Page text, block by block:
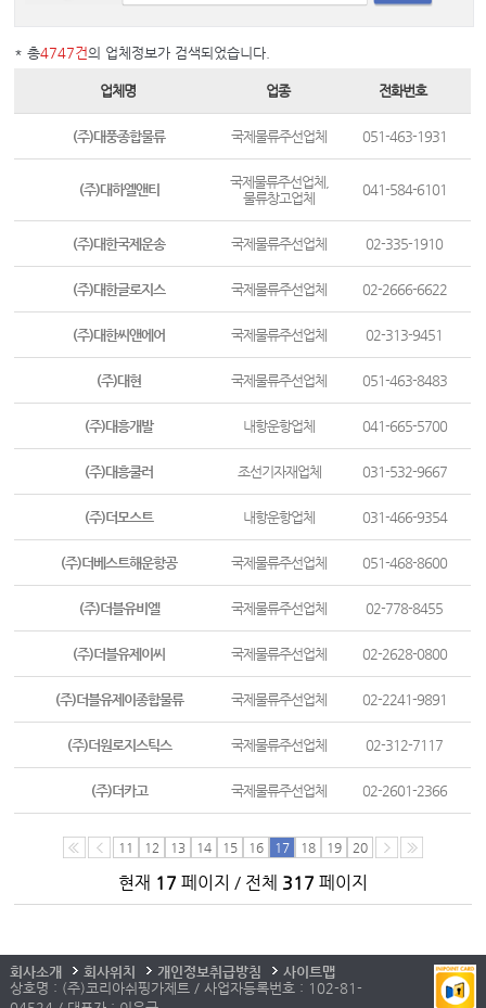
* 총4747건의 업체정보가 검색되었습니다.
업체명 업종 전화번호
(주)대풍종합물류 국제물류주선업체 051-463-1931
(주)대하엘앤티
국제물류주선업체,
물류창고업체
041-584-6101
(주)대한국제운송 국제물류주선업체 02-335-1910
(주)대한글로지스 국제물류주선업체 02-2666-6622
(주)대한씨앤에어 국제물류주선업체 02-313-9451
(주)대현 국제물류주선업체 051-463-8483
(주)대흥개발 내항운항업체 041-665-5700
(주)대흥쿨러 조선기자재업체 031-532-9667
(주)더모스트 내항운항업체 031-466-9354
(주)더베스트해운항공 국제물류주선업체 051-468-8600
(주)더블유비엘 국제물류주선업체 02-778-8455
(주)더블유제이씨 국제물류주선업체 02-2628-0800
(주)더블유제이종합물류 국제물류주선업체 02-2241-9891
(주)더원로지스틱스 국제물류주선업체 02-312-7117
(주)더카고 국제물류주선업체 02-2601-2366
11 12 13 14 15 16 17 18 19 20
현재 17 페이지 / 전체 317 페이지
회사소개 회사위치 개인정보취급방침
사이트맵
상호명 : (주)코리아쉬핑가제트 / 사업자등록번호 : 102-81-